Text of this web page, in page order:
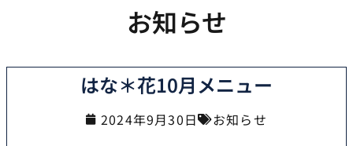
お知らせ
はな＊花10月メニュー
2024年9月30日 お知らせ